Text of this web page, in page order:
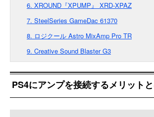
6. XROUND『XPUMP』 XRD-XPAZ
7. SteelSeries GameDac 61370
8. ロジクール Astro MixAmp Pro TR
9. Creative Sound Blaster G3
PS4にアンプを接続するメリット